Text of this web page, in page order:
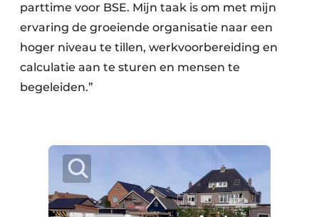
parttime voor BSE. Mijn taak is om met mijn
ervaring de groeiende organisatie naar een
hoger niveau te tillen, werkvoorbereiding en
calculatie aan te sturen en mensen te
begeleiden.”